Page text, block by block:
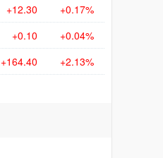
+12.30 +0.17%
+0.10 +0.04%
+164.40 +2.13%